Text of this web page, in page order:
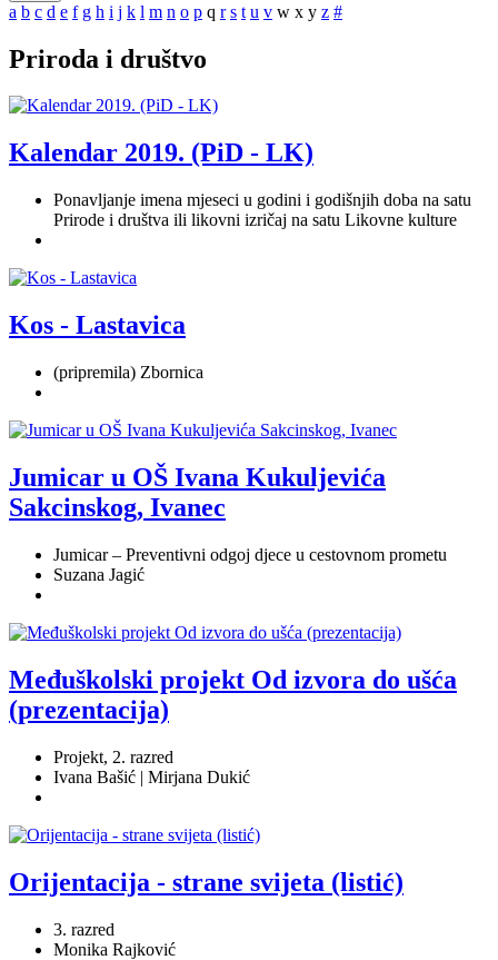
a b c d e f g h i j k l m n o p q r s t u v w x y z #
Priroda i društvo
Kalendar 2019. (PiD - LK)
Ponavljanje imena mjeseci u godini i godišnjih doba na satu
Prirode i društva ili likovni izričaj na satu Likovne kulture
Kos - Lastavica
(pripremila) Zbornica
Jumicar u OŠ Ivana Kukuljevića
Sakcinskog, Ivanec
Jumicar – Preventivni odgoj djece u cestovnom prometu
Suzana Jagić
Međuškolski projekt Od izvora do ušća
(prezentacija)
Projekt, 2. razred
Ivana Bašić | Mirjana Dukić
Orijentacija - strane svijeta (listić)
3. razred
Monika Rajković